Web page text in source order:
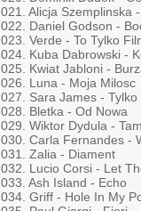
021. Alicja Szemplinska
022. Daniel Godson -
023. Verde - To Tylko
024. Kuba Dabrowski -
025. Kwiat Jabloni -
026. Luna - Moja Milosc
027. Sara James -
028. Bletka - Od Nowa
029. Wiktor Dydula -
030. Carla Fernandes -
031. Zalia - Diament
032. Lucio Corsi - Let
033. Ash Island - Echo
034. Griff - Hole In My